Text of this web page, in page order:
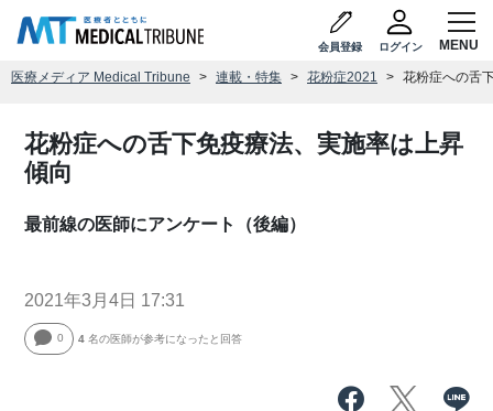
会員登録 ログイン
医療メディア Medical Tribune 連載・特集 花粉症2021 花粉症への舌
花粉症への舌下免疫療法、実施率は上昇
傾向
最前線の医師にアンケート（後編）
2021年3月4日 17:31
0 4 名の医師が参考になったと回答